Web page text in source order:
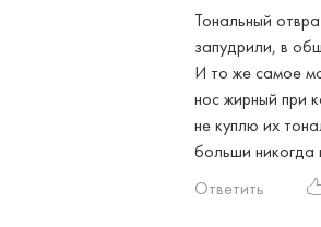
Тональный
запудрили, в
И то же самое
нос жирный при
не куплю их
больши никогда
Ответить